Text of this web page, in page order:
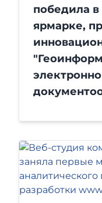
победила
ярмарке,